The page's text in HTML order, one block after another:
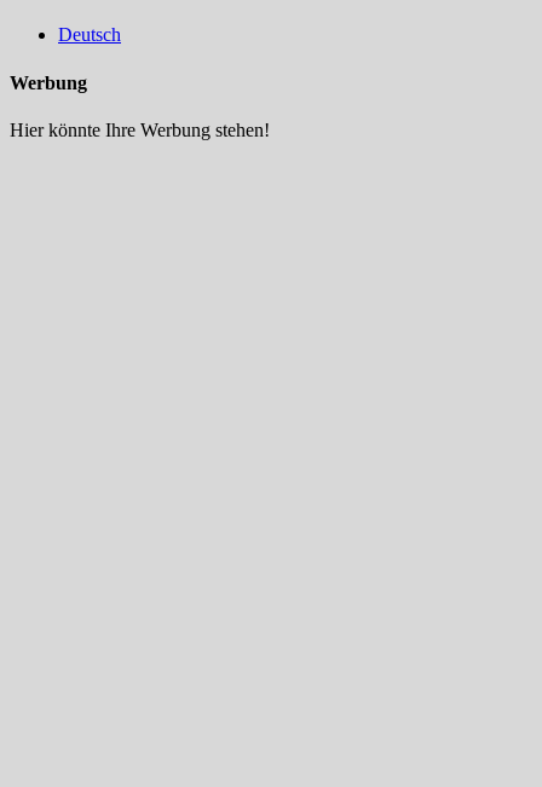
Deutsch
Werbung
Hier könnte Ihre Werbung stehen!